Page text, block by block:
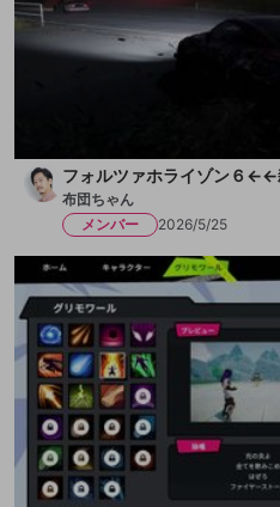
フォルツァホライゾン６←←
布団ちゃん
メンバー
2026/5/25